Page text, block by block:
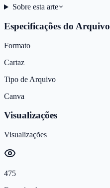
Sobre esta arte
Especificações do Arquivo
Formato
Cartaz
Tipo de Arquivo
Canva
Visualizações
Visualizações
475